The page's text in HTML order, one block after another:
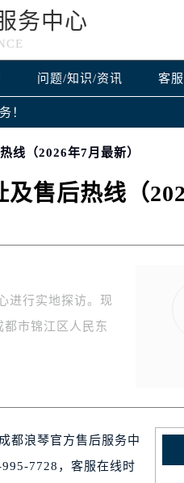
务中心
问题/知识/资讯 客
！
线（2026年7月最新）
售后热线（
进行实地探访。现
市锦江区人民东
都浪琴官方售后服务中
7728，客服在线时